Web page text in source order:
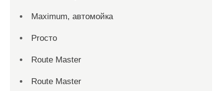
Maximum, автомойка
Proсто
Route Master
Route Master